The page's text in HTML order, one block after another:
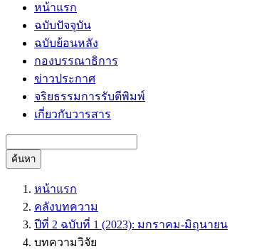
หน้าแรก
ฉบับปัจจุบัน
ฉบับย้อนหลัง
กองบรรณาธิการ
ข่าวประกาศ
จริยธรรมการรับตีพิมพ์
เกี่ยวกับวารสาร
ค้นหา
หน้าแรก
คลังบทความ
ปีที่ 2 ฉบับที่ 1 (2023): มกราคม-มิถุนายน
บทความวิจัย